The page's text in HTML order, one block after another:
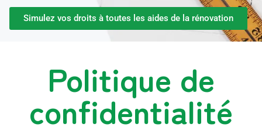
Simulez vos droits à toutes les aides de la rénovation
Politique de
confidentialité